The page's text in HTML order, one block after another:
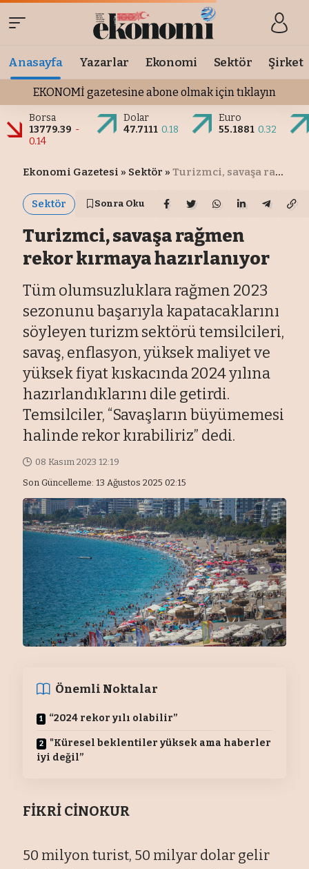
Anasayfa Yazarlar Ekonomi Sektör Şirket
EKONOMİ gazetesine abone olmak için tıklayın
Borsa
13779.39 -
0.14
Dolar
47.7111 0.18
Euro
55.1881 0.32
Ekonomi Gazetesi » Sektör »Turizmci, savaşa rağmen rekor kırmaya hazırlanıyor
Sektör Sonra Oku
Turizmci, savaşa rağmen
rekor kırmaya hazırlanıyor
Tüm olumsuzluklara rağmen 2023
sezonunu başarıyla kapatacaklarını
söyleyen turizm sektörü temsilcileri,
savaş, enflasyon, yüksek maliyet ve
yüksek fiyat kıskacında 2024 yılına
hazırlandıklarını dile getirdi.
Temsilciler, “Savaşların büyümemesi
halinde rekor kırabiliriz” dedi.
Son Güncelleme: 13 Ağustos 2025 02:15
08 Kasım 2023 12:19
Önemli Noktalar
“2024 rekor yılı olabilir”
"Küresel beklentiler yüksek ama haberler
iyi değil”
FİKRİ CİNOKUR
50 milyon turist, 50 milyar dolar gelir